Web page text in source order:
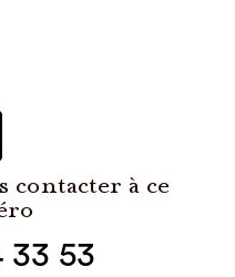
contacter à ce
33 53